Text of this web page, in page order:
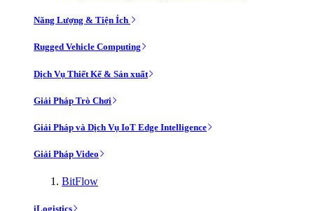
Năng Lượng & Tiện Ích
Rugged Vehicle Computing
Dịch Vụ Thiết Kế & Sản xuất
Giải Pháp Trò Chơi
Giải Pháp và Dịch Vụ IoT Edge Intelligence
Giải Pháp Video
BitFlow
iLogistics